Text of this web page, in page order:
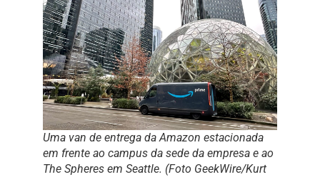
Uma van de entrega da Amazon estacionada
em frente ao campus da sede da empresa e ao
The Spheres em Seattle. (Foto GeekWire/Kurt